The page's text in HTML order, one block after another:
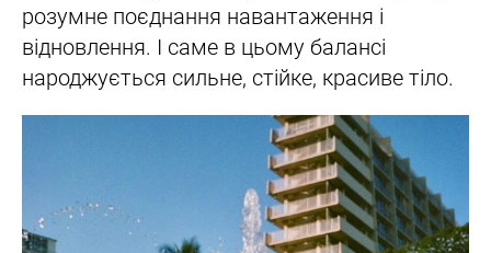
розумне поєднання навантаження і
відновлення. І саме в цьому балансі
народжується сильне, стійке, красиве тіло.